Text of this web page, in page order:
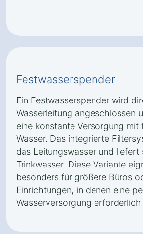
Festwasserspender
Ein Festwasserspender wird
Wasserleitung angeschlossen
eine konstante Versorgung mit
Wasser. Das integrierte
das Leitungswasser und liefert
Trinkwasser. Diese Variante
besonders für größere Büros
Einrichtungen, in denen eine
Wasserversorgung erforderlich